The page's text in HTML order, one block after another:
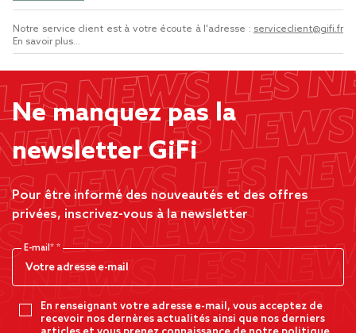
Notre service client est à votre écoute à l'adresse : serviceclient@gifi.fr
En savoir plus...
Ne manquez pas la
newsletter GiFi
Pour être informé des nouveautés et des offres
privées, inscrivez-vous à la newsletter
E-mail*
En renseignant votre adresse e-mail, vous acceptez de
recevoir nos dernères actualités ainsi que nos derniers